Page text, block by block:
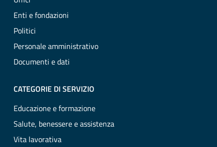
Enti e fondazioni
Politici
Personale amministrativo
Documenti e dati
CATEGORIE DI SERVIZIO
Educazione e formazione
Salute, benessere e assistenza
Vita lavorativa